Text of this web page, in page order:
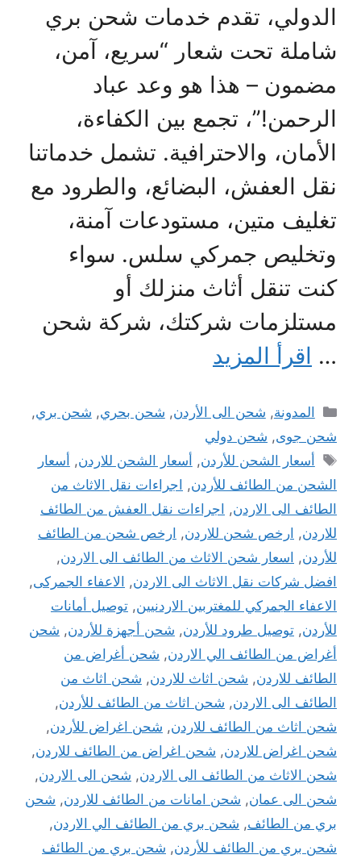
الدولي، تقدم خدمات شحن بري
شاملة تحت شعار “سريع، آمن،
مضمون – هذا هو وعد عباد
الرحمن!”، تجمع بين الكفاءة،
الأمان، والاحترافية. تشمل خدماتنا
نقل العفش، البضائع، والطرود مع
تغليف متين، مستودعات آمنة،
وتخليص جمركي سلس. سواء
كنت تنقل أثاث منزلك أو
مستلزمات شركتك، شركة شحن
… اقرأ المزيد
التصنيفات
المدونة, شحن الى الأردن, شحن بحري, شحن بري,
شحن جوى, شحن دولي
الوسوم
أسعار الشحن للأردن, أسعار الشحن للاردن, أسعار
الشحن من الطائف للأردن, اجراءات نقل الاثاث من
الطائف الى الاردن, اجراءات نقل العفش من الطائف
للاردن, ارخص شحن للاردن, ارخص شحن من الطائف
للأردن, اسعار شحن الاثاث من الطائف الى الاردن,
افضل شركات نقل الاثاث الى الاردن, الاعفاء الجمركى,
الاعفاء الجمركي للمغتربين الاردنيين, توصيل أمانات
للأردن, توصيل طرود للأردن, شحن أجهزة للأردن, شحن
أغراض من الطائف الي الاردن, شحن أغراض من
الطائف للاردن, شحن اثاث للاردن, شحن اثاث من
الطائف الى الاردن, شحن اثاث من الطائف للأردن,
شحن اثاث من الطائف للاردن, شحن اغراض للأردن,
شحن اغراض للاردن, شحن اغراض من الطائف للاردن,
شحن الاثاث من الطائف الى الاردن, شحن الى الاردن,
شحن الى عمان, شحن امانات من الطائف للاردن, شحن
بري من الطائف, شحن بري من الطائف الي الاردن,
شحن بري من الطائف للأردن, شحن بري من الطائف